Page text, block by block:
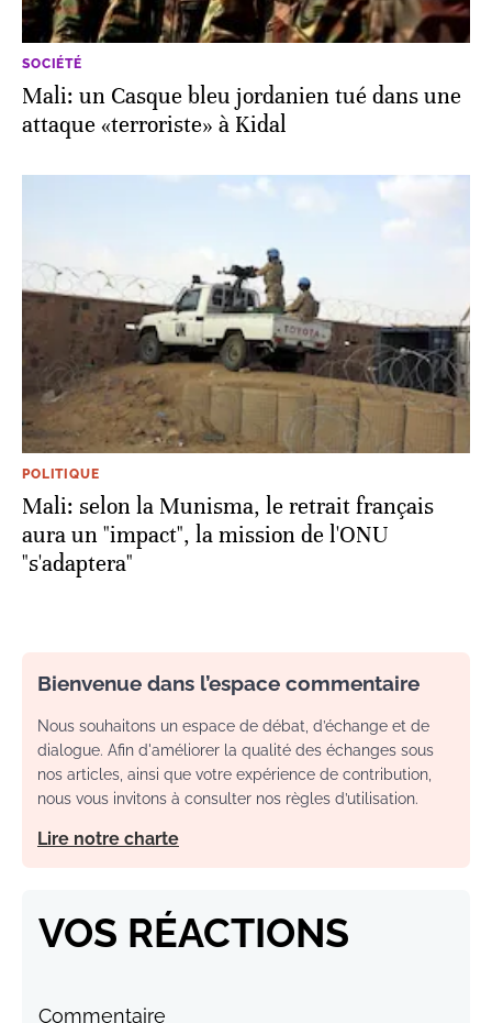
SOCIÉTÉ
Mali: un Casque bleu jordanien tué dans une
attaque «terroriste» à Kidal
POLITIQUE
Mali: selon la Munisma, le retrait français
aura un "impact", la mission de l'ONU
"s'adaptera"
Bienvenue dans l’espace commentaire
Nous souhaitons un espace de débat, d’échange et de
dialogue. Afin d'améliorer la qualité des échanges sous
nos articles, ainsi que votre expérience de contribution,
nous vous invitons à consulter nos règles d’utilisation.
Lire notre charte
VOS RÉACTIONS
Commentaire